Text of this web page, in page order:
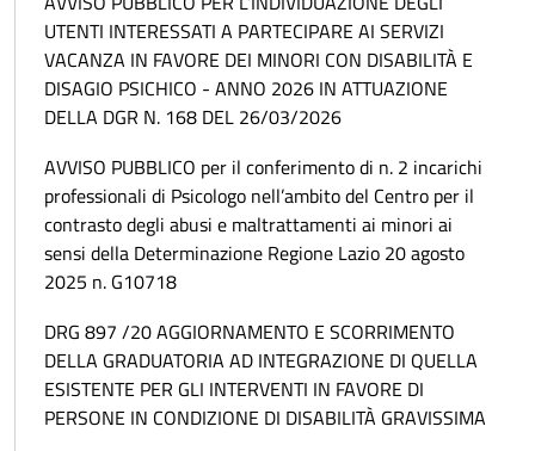
UTENTI INTERESSATI A PARTECIPARE AI SERVIZI
VACANZA IN FAVORE DEI MINORI CON DISABILITÀ E
DISAGIO PSICHICO - ANNO 2026 IN ATTUAZIONE
DELLA DGR N. 168 DEL 26/03/2026
AVVISO PUBBLICO per il conferimento di n. 2 incarichi
professionali di Psicologo nell’ambito del Centro per il
contrasto degli abusi e maltrattamenti ai minori ai
sensi della Determinazione Regione Lazio 20 agosto
2025 n. G10718
DRG 897 /20 AGGIORNAMENTO E SCORRIMENTO
DELLA GRADUATORIA AD INTEGRAZIONE DI QUELLA
ESISTENTE PER GLI INTERVENTI IN FAVORE DI
PERSONE IN CONDIZIONE DI DISABILITÀ GRAVISSIMA